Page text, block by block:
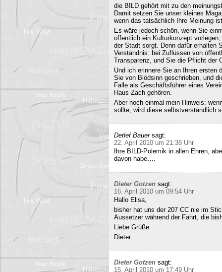
die BILD gehört mit zu den
Damit setzen Sie unser kleines
wenn das tatsächlich Ihre Meinung
Es wäre jedoch schön, wenn Sie
öffentlich ein Kulturkonzept
der Stadt sorgt. Denn dafür erhalten
Verständnis: bei Zuflüssen von
Transparenz, und Sie die Pflicht der
Und ich erinnere Sie an Ihren ersten
Sie von Blödsinn geschrieben, und
Falle als Geschäftsführer eines
Haus Zach gehören.
Aber noch einmal mein Hinweis:
sollte, wird diese selbstverständlich
Detlef Bauer sagt:
22. April 2010 um 21:38 Uhr
Ihre BILD-Polemik in allen Ehren,
davon habe….
Dieter Gotzen sagt:
16. April 2010 um 09:54 Uhr
Hallo Elisa,
bisher hat uns der 207 CC nie im
Aussetzer während der Fahrt, die
Liebe Grüße
Dieter
Dieter Gotzen sagt:
15. April 2010 um 17:49 Uhr